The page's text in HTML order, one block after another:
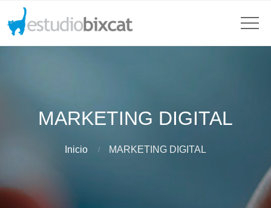
MARKETING DIGITAL
Inicio MARKETING DIGITAL